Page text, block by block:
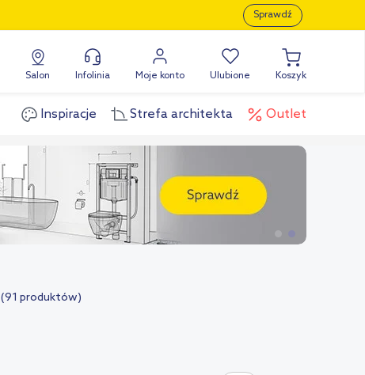
Sprawdź
Salon Infolinia Moje konto Ulubione Koszyk
Inspiracje Strefa architekta Outlet
(91 produktów)